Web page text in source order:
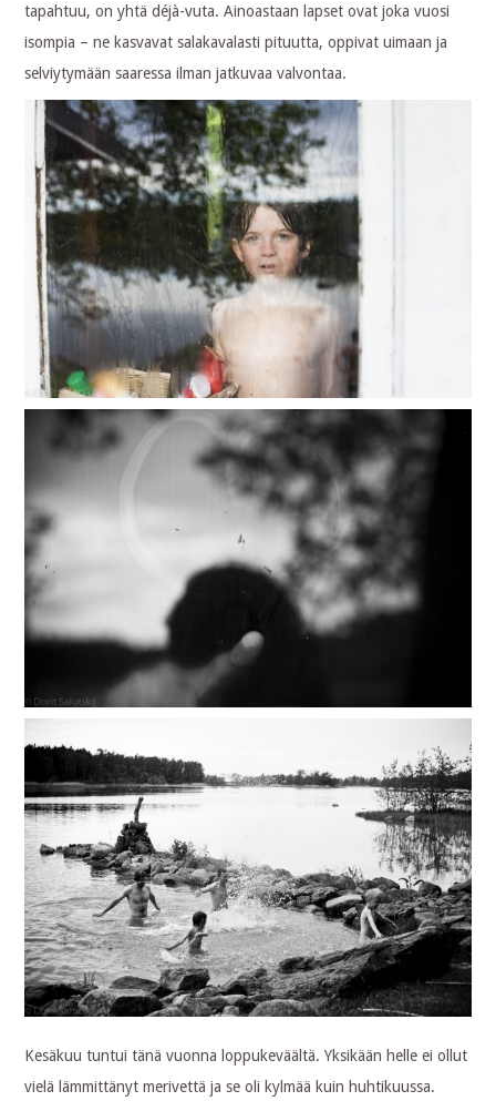
tapahtuu, on yhtä déjà-vuta. Ainoastaan lapset ovat joka vuosi
isompia – ne kasvavat salakavalasti pituutta, oppivat uimaan ja
selviytymään saaressa ilman jatkuvaa valvontaa.
Kesäkuu tuntui tänä vuonna loppukeväältä. Yksikään helle ei ollut
vielä lämmittänyt merivettä ja se oli kylmää kuin huhtikuussa.